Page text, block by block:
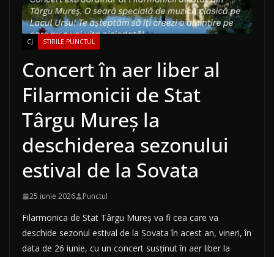
CJ STIRILE PUNCTUL
Concert în aer liber al
Filarmonicii de Stat
Târgu Mureș la
deschiderea sezonului
estival de la Sovata
25 iunie 2026 Punctul
Filarmonica de Stat Târgu Mureș va fi cea care va
deschide sezonul estival de la Sovata în acest an, vineri, în
data de 26 iunie, cu un concert susținut în aer liber la